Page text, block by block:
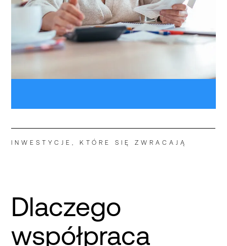
INWESTYCJE, KTÓRE SIĘ ZWRACAJĄ
Dlaczego
współpraca